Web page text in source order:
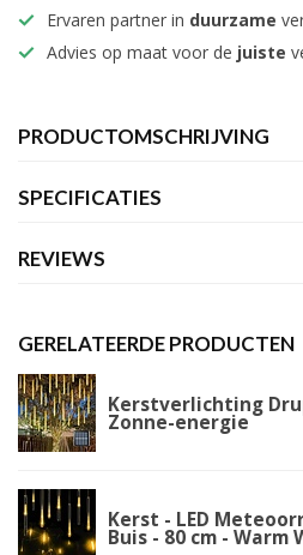
Ervaren partner in duurzame
Advies op maat voor de juiste
PRODUCTOMSCHRIJVING
SPECIFICATIES
REVIEWS
GERELATEERDE PRODUCTEN
Kerstverlichting
Zonne-energie
Kerst - LED
Buis - 80 cm - Warm